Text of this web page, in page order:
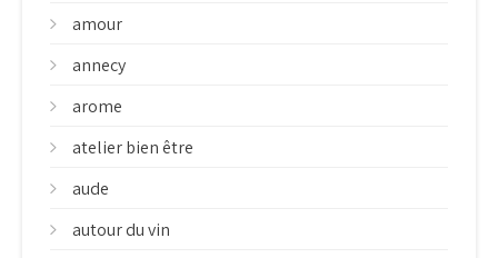
amour
annecy
arome
atelier bien être
aude
autour du vin